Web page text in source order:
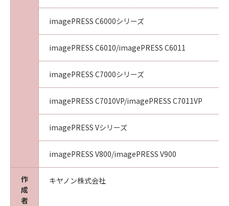
imagePRESS C6000シリーズ
imagePRESS C6010/imagePRESS C6011
imagePRESS C7000シリーズ
imagePRESS C7010VP/imagePRESS C7011VP
imagePRESS Vシリーズ
imagePRESS V800/imagePRESS V900
作
成
者
キヤノン株式会社